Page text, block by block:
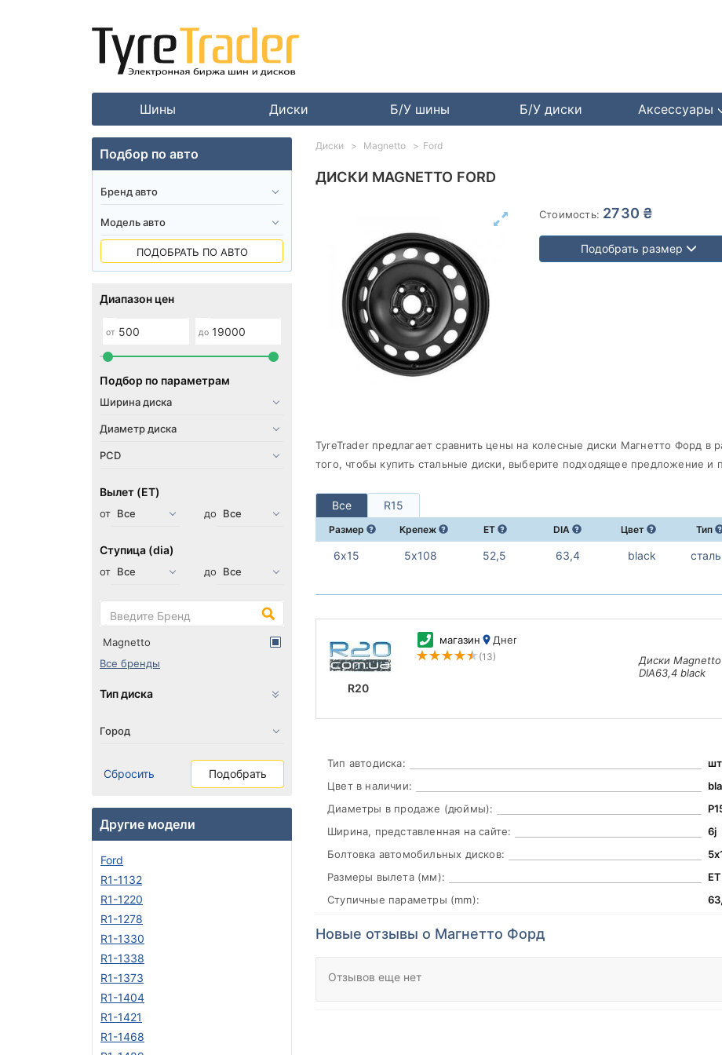
Шины Диски Б/У шины Б/У диски Аксессуары
ДИСКИ MAGNETTO FORD
Стоимость: 2730 ₴
Подобрать размер
TyreTrader предлагает сравнить цены на колесные диски Магнетто Форд в
того, чтобы купить cтальные диски, выберите подходящее предложение и
Все R15
Размер Крепеж ET DIA Цвет Тип
6х15 5х108 52,5 63,4 black
R20
магазин Днепр
(13)
Диски
DIA63,4 black
Тип автодиска:
Цвет в наличии:
Диаметры в продаже (дюймы):
Ширина, представленная на сайте:
6j
Болтовка автомобильных дисков:
Размеры вылета (мм):
Ступичные параметры (mm):
Новые отзывы о Магнетто Форд
Отзывов еще нет
Диски Magnetto Ford
Подбор по авто
ПОДОБРАТЬ ПО АВТО
Диапазон цен
от до
Подбор по параметрам
Вылет (ET)
от до
Ступица (dia)
от до
Magnetto
Все бренды
Тип диска
Сбросить Подобрать
Другие модели
Ford
R1-1132
R1-1220
R1-1278
R1-1330
R1-1338
R1-1373
R1-1404
R1-1421
R1-1468